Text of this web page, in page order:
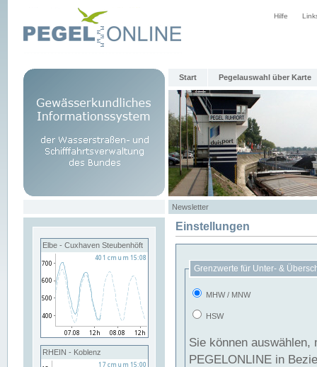
Hilfe
Start Pegelauswahl über Karte
Newsletter
Elbe - Cuxhaven Steubenhöft
RHEIN - Koblenz
Einstellungen
Grenzwerte für Unter- &
MHW / MNW
HSW
Sie können
PEGELONLINE in Beziehung